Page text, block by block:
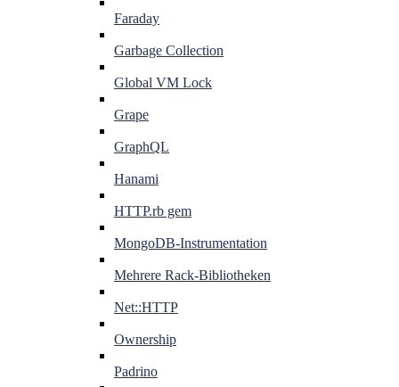
Faraday
Garbage Collection
Global VM Lock
Grape
GraphQL
Hanami
HTTP.rb gem
MongoDB-Instrumentation
Mehrere Rack-Bibliotheken
Net::HTTP
Ownership
Padrino